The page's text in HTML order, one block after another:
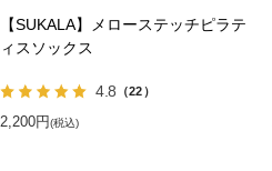
【SUKALA】メローステッチピラテ
ィスソックス
4.8 （22）
2,200円(税込)